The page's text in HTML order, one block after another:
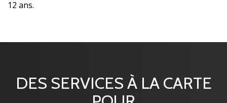
12 ans.
DES SERVICES À LA CARTE